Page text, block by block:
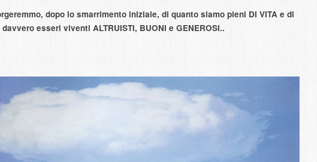
dopo lo smarrimento iniziale, di quanto siamo pieni DI VITA e di
esseri viventi ALTRUISTI, BUONI e GENEROSI..